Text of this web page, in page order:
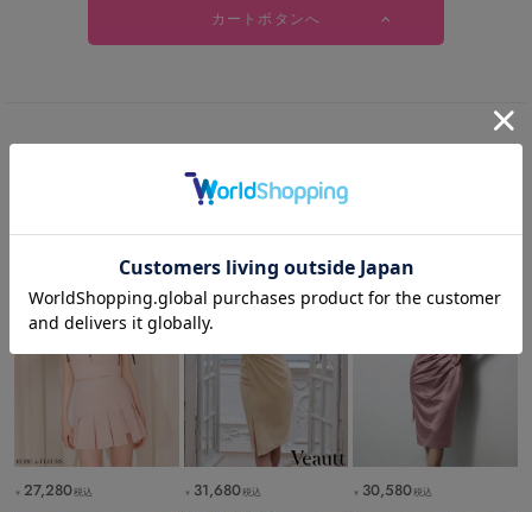
カートボタンへ
RECOMMEND
この商品を見た人は
￥ 27,280税込 ￥ 31,680税込 ￥ 30,580税込